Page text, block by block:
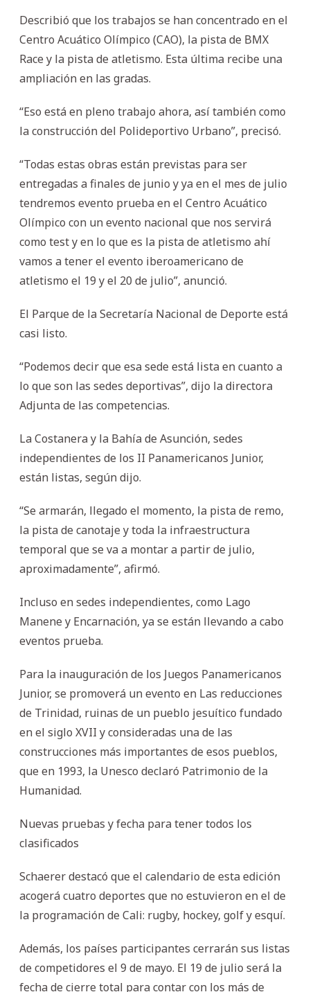
Describió que los trabajos se han concentrado en el
Centro Acuático Olímpico (CAO), la pista de BMX
Race y la pista de atletismo. Esta última recibe una
ampliación en las gradas.
“Eso está en pleno trabajo ahora, así también como
la construcción del Polideportivo Urbano”, precisó.
“Todas estas obras están previstas para ser
entregadas a finales de junio y ya en el mes de julio
tendremos evento prueba en el Centro Acuático
Olímpico con un evento nacional que nos servirá
como test y en lo que es la pista de atletismo ahí
vamos a tener el evento iberoamericano de
atletismo el 19 y el 20 de julio”, anunció.
El Parque de la Secretaría Nacional de Deporte está
casi listo.
“Podemos decir que esa sede está lista en cuanto a
lo que son las sedes deportivas”, dijo la directora
Adjunta de las competencias.
La Costanera y la Bahía de Asunción, sedes
independientes de los II Panamericanos Junior,
están listas, según dijo.
“Se armarán, llegado el momento, la pista de remo,
la pista de canotaje y toda la infraestructura
temporal que se va a montar a partir de julio,
aproximadamente”, afirmó.
Incluso en sedes independientes, como Lago
Manene y Encarnación, ya se están llevando a cabo
eventos prueba.
Para la inauguración de los Juegos Panamericanos
Junior, se promoverá un evento en Las reducciones
de Trinidad, ruinas de un pueblo jesuítico fundado
en el siglo XVII y consideradas una de las
construcciones más importantes de esos pueblos,
que en 1993, la Unesco declaró Patrimonio de la
Humanidad.
Nuevas pruebas y fecha para tener todos los
clasificados
Schaerer destacó que el calendario de esta edición
acogerá cuatro deportes que no estuvieron en el de
la programación de Cali: rugby, hockey, golf y esquí.
Además, los países participantes cerrarán sus listas
de competidores el 9 de mayo. El 19 de julio será la
fecha de cierre total para contar con los más de